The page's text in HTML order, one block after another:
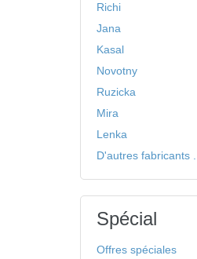
Richi
Jana
Kasal
Novotny
Ruzicka
Mira
Lenka
D'autres fabricants ...
Spécial
Offres spéciales